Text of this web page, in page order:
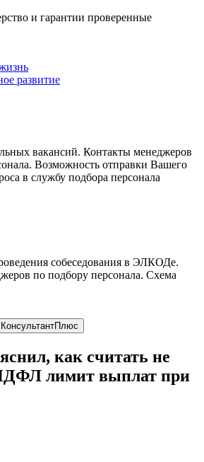
и гарантии проверенные
развитие
вакансий. Контакты менеджеров
Возможность отправки Вашего
в службу подбора персонала
собеседования в ЭЛКОДе.
по подбору персонала. Схема
КонсультантПлюс
как считать не
лимит выплат при